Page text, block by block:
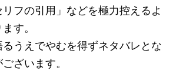
リフの引用」などを極力控えるよ
す。
うえでやむを得ずネタバレとな
ざいます。